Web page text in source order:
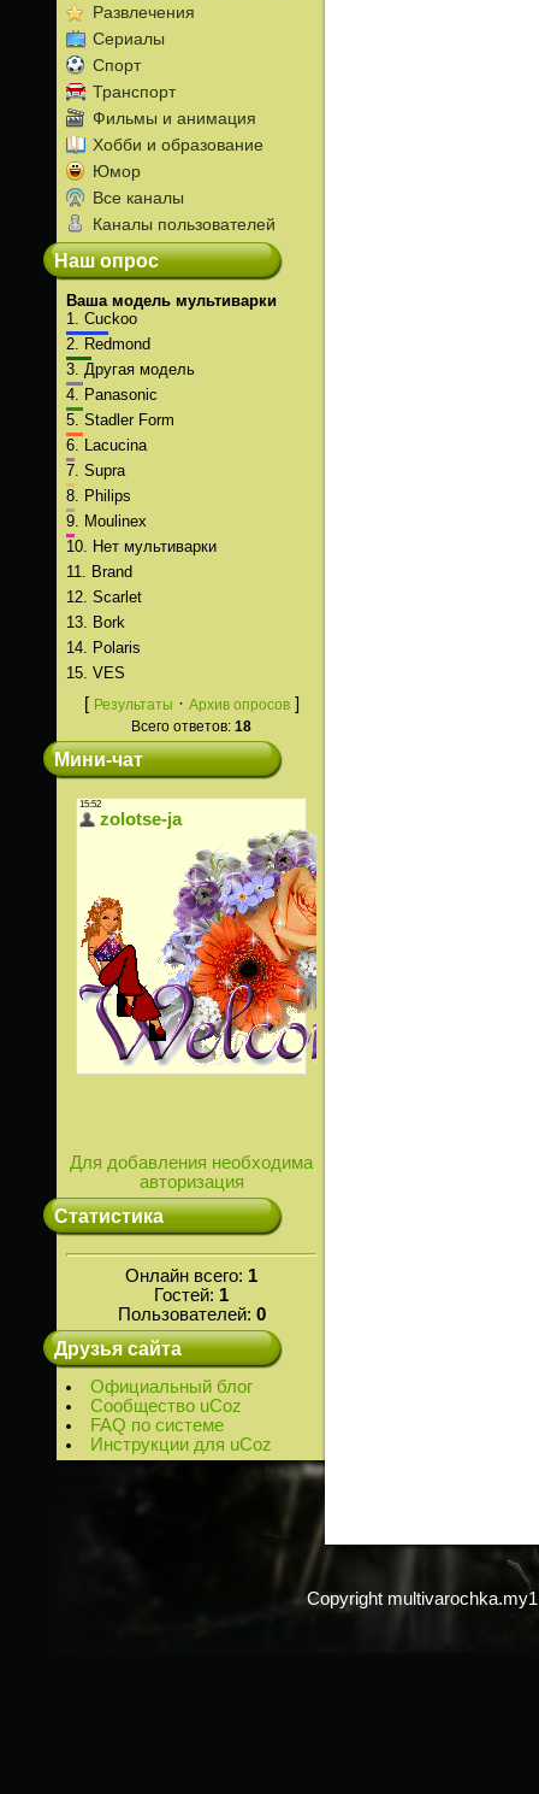
Развлечения
Сериалы
Спорт
Транспорт
Фильмы и анимация
Хобби и образование
Юмор
Все каналы
Каналы пользователей
Наш опрос
Ваша модель мультиварки
1. Cuckoo
2.
Redmond
3. Другая модель
4.
Panasonic
5. Stadler Form
6.
Lacucina
7. Supra
8.
Philips
9.
Moulinex
10.
Нет мультиварки
11.
Brand
12. Scarlet
13.
Bork
14.
Polaris
15. VES
[ Результаты · Архив опросов]
Всего ответов: 18
Мини-чат
Для добавления необходима
авторизация
Статистика
Онлайн всего: 1
Гостей: 1
Пользователей: 0
Друзья сайта
Официальный блог
Сообщество uCoz
FAQ по системе
Инструкции для uCoz
Copyright